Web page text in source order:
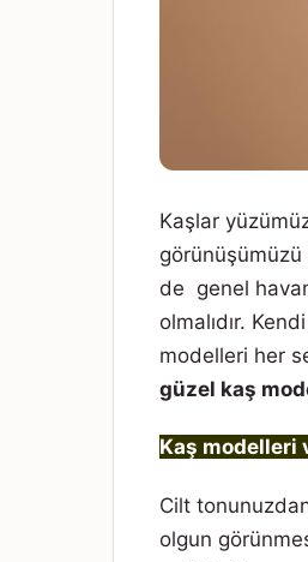
Kaşlar
görünüşümüzü
de genel
olmalıdır.
modelleri her
güzel kaş
Kaş modelleri
Cilt
olgun